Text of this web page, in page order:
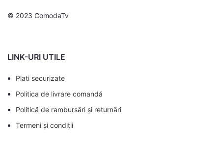
© 2023 ComodaTv
LINK-URI UTILE
Plati securizate
Politica de livrare comandă
Politică de rambursări și returnări
Termeni și condiții